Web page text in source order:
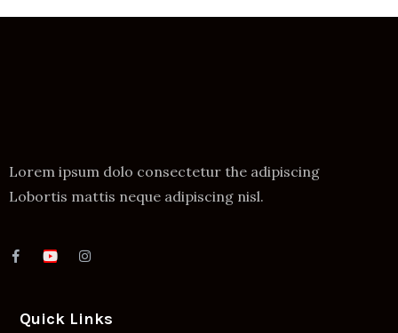
Lorem ipsum dolo consectetur the adipiscing
Lobortis mattis neque adipiscing nisl.
Quick Links